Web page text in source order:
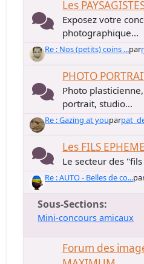
Les
Exposez votre
photographique...
Re : Nos (petits) coins ...par
PHOTO
Photo
portrait, studio...
Re : Gazing at youpar
Les FILS
Le secteur des
Re : AUTO - Belles de co...
Sous-Sections
Mini-concours amicaux
Forum des